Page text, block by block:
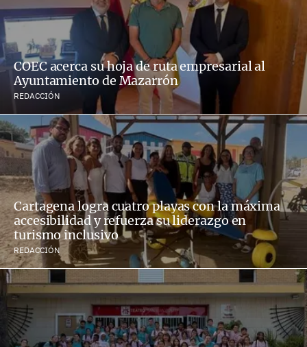
COEC acerca su hoja de ruta empresarial al
Ayuntamiento de Mazarrón
REDACCIÓN
Cartagena logra cuatro playas con la máxima
accesibilidad y refuerza su liderazgo en
turismo inclusivo
REDACCIÓN